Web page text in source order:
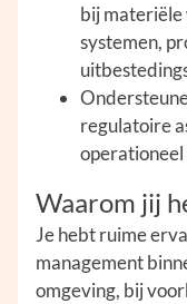
bij materiële
systemen,
regulatoire
operationeel
Waarom jij
Je hebt ruime
management
omgeving, bij